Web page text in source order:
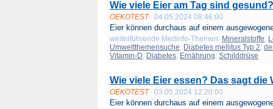
Wie viele Eier am Tag sind
OEKOTEST 04.05.2024 08:46:00
Eier können durchaus auf einem
weiterführende Medinfo-Themen: Mineralstoffe;
Umweltthemensuche; Diabetes mellitus Typ 2;
Vitamin-D; Diabetes; Ernährung; Schilddrüse
Wie viele Eier essen? Das sagt die
OEKOTEST 03.05.2024 12:20:00
Eier können durchaus auf einem